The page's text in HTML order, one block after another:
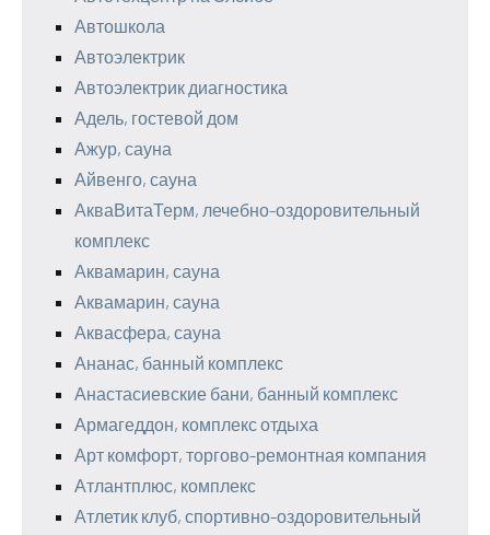
Автошкола
Автоэлектрик
Автоэлектрик диагностика
Адель, гостевой дом
Ажур, сауна
Айвенго, сауна
АкваВитаТерм, лечебно-оздоровительный
комплекс
Аквамарин, сауна
Аквамарин, сауна
Аквасфера, сауна
Ананас, банный комплекс
Анастасиевские бани, банный комплекс
Армагеддон, комплекс отдыха
Арт комфорт, торгово-ремонтная компания
Атлантплюс, комплекс
Атлетик клуб, спортивно-оздоровительный